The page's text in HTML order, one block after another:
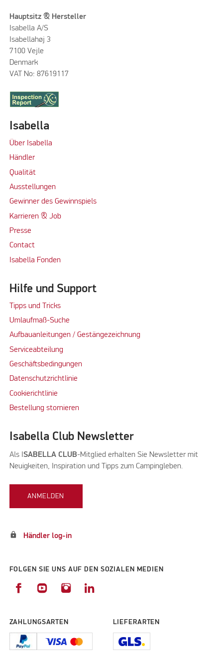
Hauptsitz & Hersteller
Isabella A/S
Isabellahøj 3
7100 Vejle
Denmark
VAT No: 87619117
Isabella
Über Isabella
Händler
Qualität
Ausstellungen
Gewinner des Gewinnspiels
Karrieren & Job
Presse
Contact
Isabella Fonden
Hilfe und Support
Tipps und Tricks
Umlaufmaß-Suche
Aufbauanleitungen / Gestängezeichnung
Serviceabteilung
Geschäftsbedingungen
Datenschutzrichtlinie
Cookierichtlinie
Bestellung stornieren
Isabella Club Newsletter
Als ISABELLA CLUB-Mitglied erhalten Sie Newsletter mit
Neuigkeiten, Inspiration und Tipps zum Campingleben.
ANMELDEN
lock Händler log-in
FOLGEN SIE UNS AUF DEN SOZIALEN MEDIEN
ZAHLUNGSARTEN LIEFERARTEN